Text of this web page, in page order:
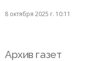
8 октября 2025 г. 10:11
Архив газет